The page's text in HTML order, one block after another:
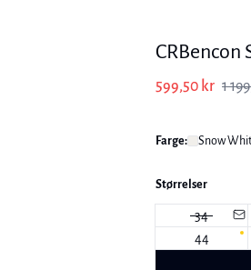
CRBencon
599,50 kr 1
Farge: Snow
Størrelser
34
44